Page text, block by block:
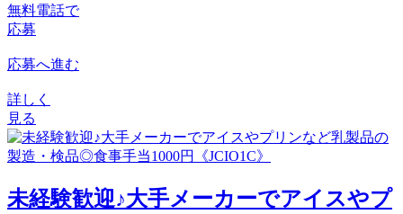
無料電話で
応募
応募へ進む
詳しく
見る
未経験歓迎♪大手メーカーでアイスやプ